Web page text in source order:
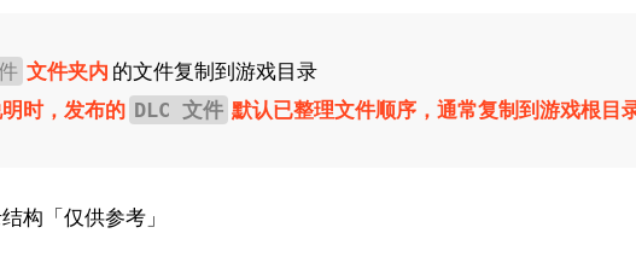
文件夹内 的文件复制到游戏目录
时，发布的 DLC 文件 默认已整理文件顺序，通常复制到游戏根目
构「仅供参考」